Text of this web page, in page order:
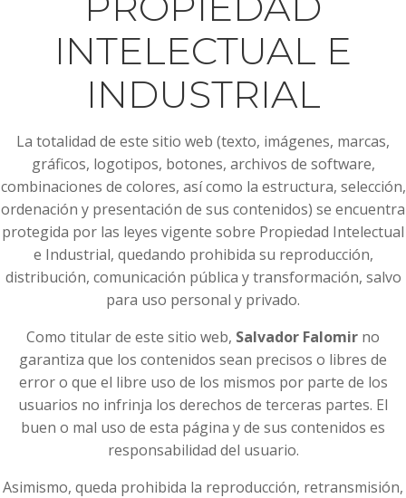
INTELECTUAL E
INDUSTRIAL
La totalidad de este sitio web (texto, imágenes, marcas,
gráficos, logotipos, botones, archivos de software,
combinaciones de colores, así como la estructura, selección,
ordenación y presentación de sus contenidos) se encuentra
protegida por las leyes vigente sobre Propiedad Intelectual
e Industrial, quedando prohibida su reproducción,
distribución, comunicación pública y transformación, salvo
para uso personal y privado.
Como titular de este sitio web, Salvador Falomir no
garantiza que los contenidos sean precisos o libres de
error o que el libre uso de los mismos por parte de los
usuarios no infrinja los derechos de terceras partes. El
buen o mal uso de esta página y de sus contenidos es
responsabilidad del usuario.
Asimismo, queda prohibida la reproducción, retransmisión,